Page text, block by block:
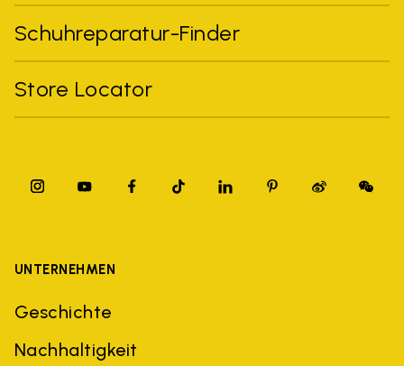
Schuhreparatur-Finder
Store Locator
UNTERNEHMEN
Geschichte
Nachhaltigkeit